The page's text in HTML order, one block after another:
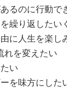
るのに行動で
繰り返したい
に人生を楽し
れを変えたい
い
を味方にした